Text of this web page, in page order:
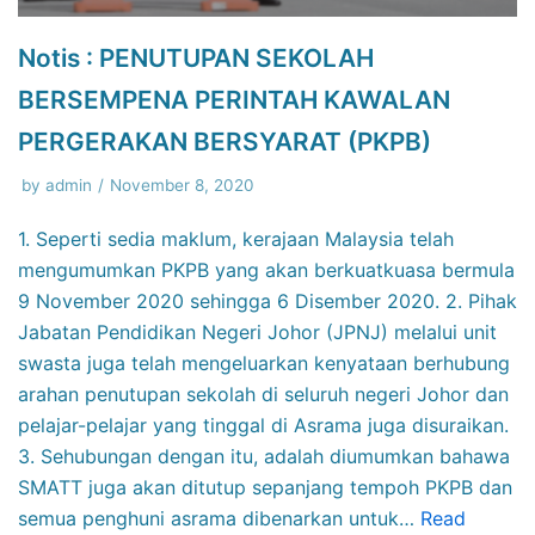
Notis : PENUTUPAN SEKOLAH
BERSEMPENA PERINTAH KAWALAN
PERGERAKAN BERSYARAT (PKPB)
by admin November 8, 2020
1. Seperti sedia maklum, kerajaan Malaysia telah
mengumumkan PKPB yang akan berkuatkuasa bermula
9 November 2020 sehingga 6 Disember 2020. 2. Pihak
Jabatan Pendidikan Negeri Johor (JPNJ) melalui unit
swasta juga telah mengeluarkan kenyataan berhubung
arahan penutupan sekolah di seluruh negeri Johor dan
pelajar-pelajar yang tinggal di Asrama juga disuraikan.
3. Sehubungan dengan itu, adalah diumumkan bahawa
SMATT juga akan ditutup sepanjang tempoh PKPB dan
semua penghuni asrama dibenarkan untuk… Read